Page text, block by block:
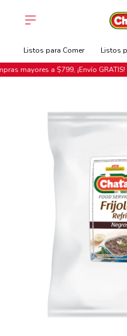
Listos para Comer Listos
mayores a $799, ¡Envío GRATIS!